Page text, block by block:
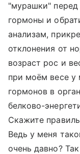
"мурашки" перед
гормоны и
анализам,
отклонения от
возраст рос и
при моём весе у
гормонов в
белково-
Скажите
Ведь у меня
очень давно?